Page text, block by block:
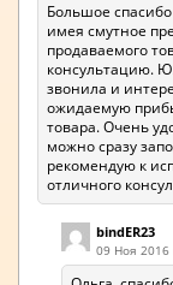
Большое
имея смутное
продаваемого
консультацию.
звонила и
ожидаемую
товара. Очень
можно сразу
рекомендую к
отличного
bindER23
09 Ноя 2016